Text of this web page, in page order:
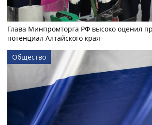
Глава Минпромторга РФ высоко оценил
потенциал Алтайского края
Общество